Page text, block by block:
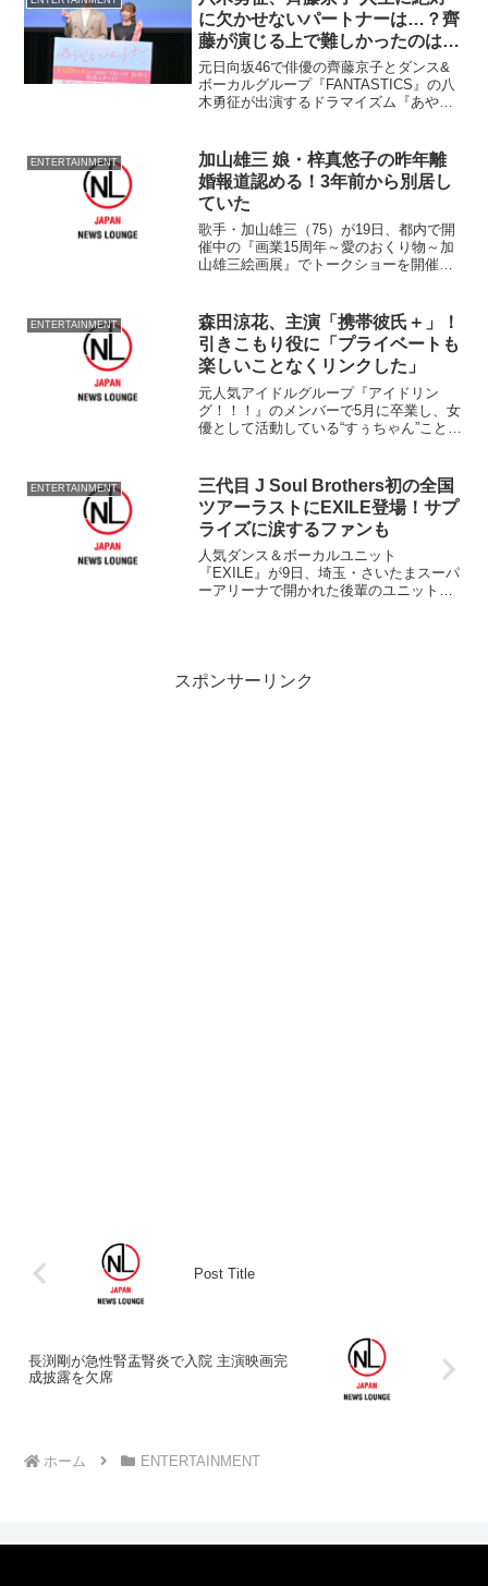
ー！！！エハラマサヒロの第...
に欠かせないパートナーは…？齊
藤が演じる上で難しかったのは
「毎日テンションを…」
元日向坂46で俳優の齊藤京子とダンス&
ボーカルグループ『FANTASTICS』の八
木勇征が出演するドラマイズム『あやし
月29日深夜からの初回OAを目前にした4
月28日都内で行われた。オフィシャルレ
ポートでお伝えする。
ENTERTAINMENT
加山雄三 娘・梓真悠子の昨年離
婚報道認める！3年前から別居し
ていた
歌手・加山雄三（75）が19日、都内で開
催中の『画業15周年～愛のおくり物～加
山雄三絵画展』でトークショーを開催し
『若大将のゆうゆう散歩』（テレビ朝日
系、月～金曜・午前...
ENTERTAINMENT
森田涼花、主演「携帯彼氏＋」！
引きこもり役に「プライベートも
楽しいことなくリンクした」
元人気アイドルグループ『アイドリン
グ！！！』のメンバーで5月に卒業し、女
優として活動している“すぅちゃん”こと森
翔）の舞台あいさつトークショーに、共
演の若手男性俳優集...
ENTERTAINMENT
三代目 J Soul Brothers初の全国
ツアーラストにEXILE登場！サプ
ライズに涙するファンも
人気ダンス＆ボーカルユニット
『EXILE』が9日、埼玉・さいたまスーパ
ーアリーナで開かれた後輩のユニットと
スポンサーリンク
Post Title
長渕剛が急性腎盂腎炎で入院 主演映画完
成披露を欠席
ホーム ENTERTAINMENT